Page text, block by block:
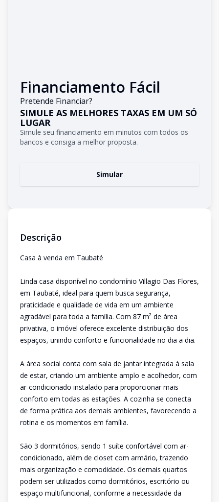
Financiamento Fácil
Pretende Financiar?
SIMULE AS MELHORES TAXAS EM UM SÓ
LUGAR
Simule seu financiamento em minutos com todos os
bancos e consiga a melhor proposta.
Simular
Descrição
Casa à venda em Taubaté
Linda casa disponível no condomínio Villagio Das Flores,
em Taubaté, ideal para quem busca segurança,
praticidade e qualidade de vida em um ambiente
agradável para toda a família. Com 87 m² de área
privativa, o imóvel oferece excelente distribuição dos
espaços, unindo conforto e funcionalidade no dia a dia.
A área social conta com sala de jantar integrada à sala
de estar, criando um ambiente amplo e acolhedor, com
ar-condicionado instalado para proporcionar mais
conforto em todas as estações. A cozinha se conecta
de forma prática aos demais ambientes, favorecendo a
rotina e os momentos em família.
São 3 dormitórios, sendo 1 suíte confortável com ar-
condicionado, além de closet com armário, trazendo
mais organização e comodidade. Os demais quartos
podem ser utilizados como dormitórios, escritório ou
espaço multifuncional, conforme a necessidade da